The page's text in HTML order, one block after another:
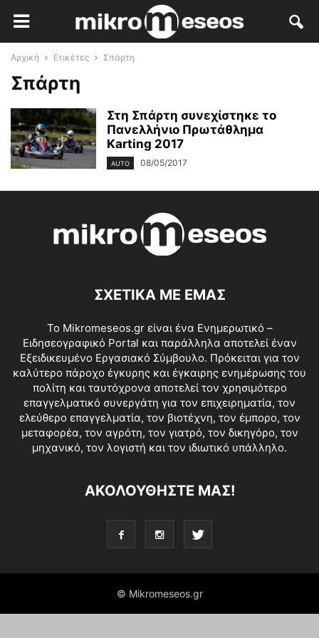
Αρχική Ετικέτες Σπάρτη
Σπάρτη
Στη Σπάρτη συνεχίστηκε το
Πανελλήνιο Πρωτάθλημα
Karting 2017
AUTO 08/05/2017
ΣΧΕΤΙΚΑ ΜΕ ΕΜΑΣ
Το Mikromeseos.gr είναι ένα Ενημερωτικό –
Ειδησεογραφικό Portal και παράλληλα αποτελεί έναν
Εξειδικευμένο Εργασιακό Σύμβουλο. Πρόκειται για τον
καλύτερο πάροχο έγκυρης και έγκαιρης ενημέρωσης του
πολίτη και ταυτόχρονα αποτελεί τον χρησιμότερο
επαγγελματικό συνεργάτη για τον επιχειρηματία, τον
ελεύθερο επαγγελματία, τον βιοτέχνη, τον έμπορο, τον
μεταφορέα, τον αγρότη, τον γιατρό, τον δικηγόρο, τον
μηχανικό, τον λογιστή και τον ιδιωτικό υπάλληλο.
ΑΚΟΛΟΥΘΗΣΤΕ ΜΑΣ!
© Mikromeseos.gr